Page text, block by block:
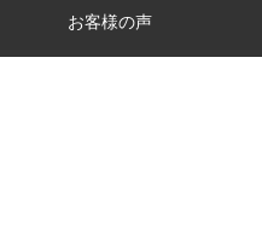
お客様の声